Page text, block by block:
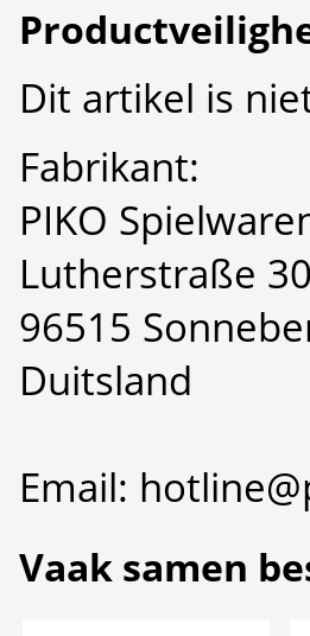
Dit artikel is
Fabrikant:
PIKO
Lutherstraße 30
96515
Duitsland
Email:
Vaak samen